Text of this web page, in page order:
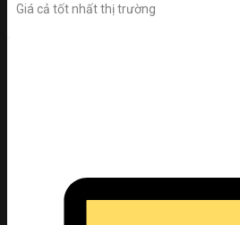
Giá cả tốt nhất thị trường